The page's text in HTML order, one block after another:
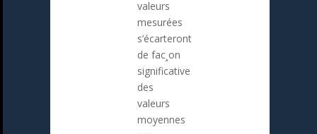
valeurs
mesurées
s’écarteront
de fac¸on
significative
des
valeurs
moyennes